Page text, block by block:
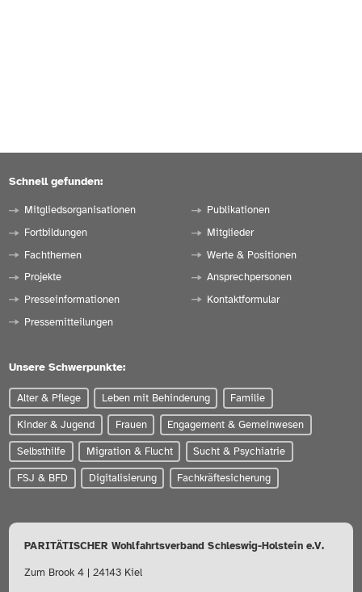
Schnell gefunden:
Mitgliedsorganisationen
Fortbildungen
Fachthemen
Projekte
Presseinformationen
Pressemitteilungen
Publikationen
Mitglieder
Werte & Positionen
Ansprechpersonen
Kontaktformular
Unsere Schwerpunkte:
Alter & Pflege Leben mit Behinderung Familie
Kinder & Jugend Frauen Engagement & Gemeinwesen
Selbsthilfe Migration & Flucht Sucht & Psychiatrie
FSJ & BFD Digitalisierung Fachkräftesicherung
PARITÄTISCHER Wohlfahrtsverband Schleswig-Holstein e.V.
Zum Brook 4 | 24143 Kiel